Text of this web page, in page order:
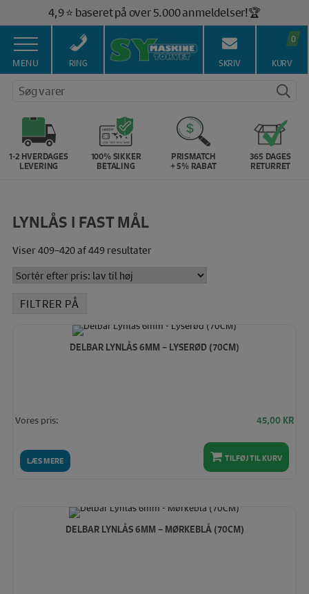
indholdet
4,9 ⭐️ baseret på over 5.000 anmeldelser!🏆
Gratis fragt ved køb over 399,- kr. 🚚
Salg af symaskiner siden 1967 🥇
100% Dansk hjemmeside 👍
Brug for hjælp? Ring på 43 44 45 15 ☎️
MENU RING SKRIV
0
KURV
Søg varer
1-2 HVERDAGES
LEVERING
100% SIKKER
BETALING
PRISMATCH
+ 5% RABAT
365 DAGES
RETURRET
LYNLÅS I FAST MÅL
Viser 409–420 af 449 resultaterSorteret
efter
høj
FILTRER PÅ
DELBAR LYNLÅS 6MM – LYSERØD (70CM)
LÆS MERE
Vores pris: 45,00 KR
TILFØJ TIL KURV
DELBAR LYNLÅS 6MM – MØRKEBLÅ (70CM)